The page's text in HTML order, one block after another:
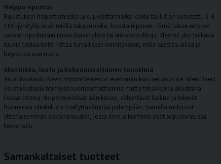
Helppo ripustus
Ripustuksen helpottamiseksi ja sujuvoittamiseksi kaikki taulut on varustettu 6–8
CNC-jyrsityllä avainreiällä takapuolella, koosta riippuen. Tämä takaa erityisen
vakaan ripustuksen ilman lisäkehyksiä tai erikoiskoukkuja. Yleensä yksi tai kaksi
ruuvia taulua kohti riittää turvalliseen kiinnitykseen, mikä säästää aikaa ja
helpottaa asennusta.
Akustiikka, laatu ja kokonaisvaltainen tunnelma
Akustiikkataulu Green tropical leaveson enemmän kuin seinäkoriste. SilentDirect
Akustiikkataulu toimivat huomaamattomina mutta tehokkaina akustisina
lisävarusteina. Ne pehmentävät äänikuvaa, vähentävät kaikua ja tekevät
huoneessa oleskelusta miellyttävämpää pidempään. Samalla ne luovat
yhtenäisemmän kokonaisuuden, jossa ilme ja toiminta ovat sopusoinnussa
keskenään.
Samankaltaiset tuotteet